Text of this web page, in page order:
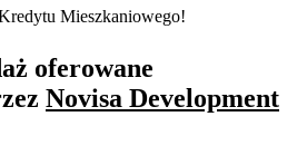
Mieszkaniowego!
oferowane
Novisa Development